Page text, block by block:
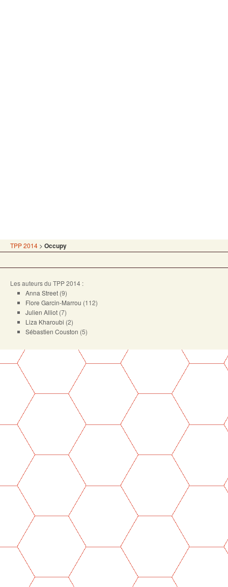
TPP 2014 > Occupy
Les auteurs du TPP 2014 :
Anna Street (9)
Flore Garcin-Marrou (112)
Julien Alliot (7)
Liza Kharoubi (2)
Sébastien Couston (5)